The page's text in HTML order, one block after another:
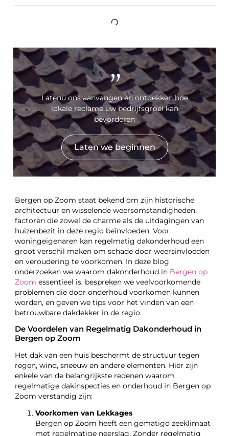
Bergen op Zoom staat bekend om zijn historische
architectuur en wisselende weersomstandigheden,
factoren die zowel de charme als de uitdagingen van
huizenbezit in deze regio beïnvloeden. Voor
woningeigenaren kan regelmatig dakonderhoud een
groot verschil maken om schade door weersinvloeden
en veroudering te voorkomen. In deze blog
onderzoeken we waarom dakonderhoud in Bergen op
Zoom essentieel is, bespreken we veelvoorkomende
problemen die door onderhoud voorkomen kunnen
worden, en geven we tips voor het vinden van een
betrouwbare dakdekker in de regio.
De Voordelen van Regelmatig Dakonderhoud in
Bergen op Zoom
Het dak van een huis beschermt de structuur tegen
regen, wind, sneeuw en andere elementen. Hier zijn
enkele van de belangrijkste redenen waarom
regelmatige dakinspecties en onderhoud in Bergen op
Zoom verstandig zijn:
Voorkomen van Lekkages
Bergen op Zoom heeft een gematigd zeeklimaat
met regelmatige neerslag. Zonder regelmatig
"
Latenu ons aanvangen en ontdekken hoe
lokale reclame uw bedrijfsgroei kan
bevorderen
Laten we beginnen